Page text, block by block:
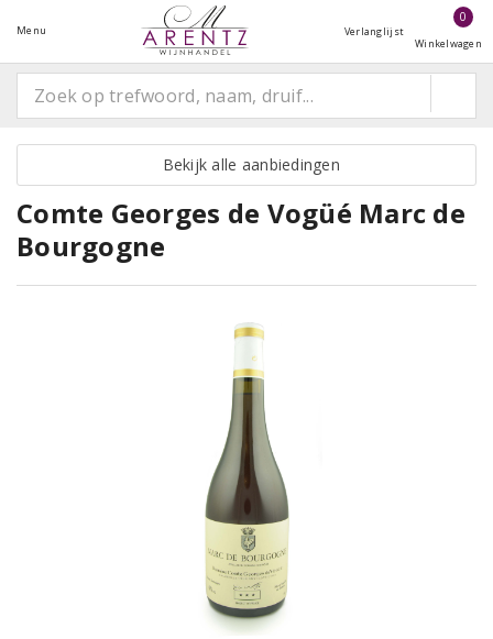
Menu Verlanglijst
0
Winkelwagen
Bekijk alle aanbiedingen
Comte Georges de Vogüé Marc de
Bourgogne